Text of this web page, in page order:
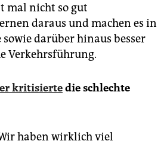
mal nicht so gut
daraus und machen es in
darüber hinaus besser
Verkehrsführung.
kritisiertedie schlechte
haben wirklich viel